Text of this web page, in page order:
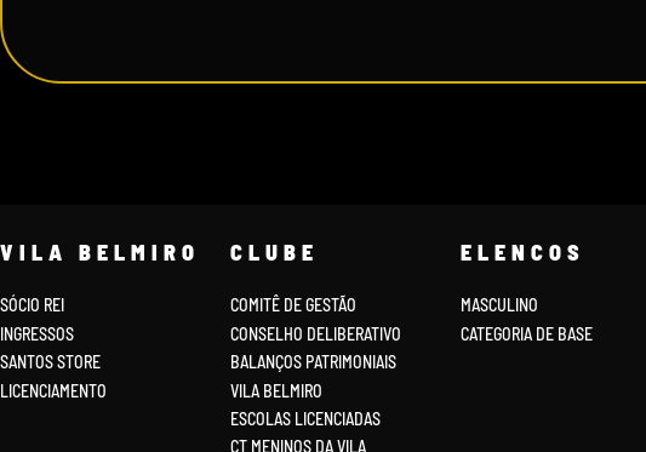
VILA BELMIRO
SÓCIO REI
INGRESSOS
SANTOS STORE
LICENCIAMENTO
CLUBE
COMITÊ DE GESTÃO
CONSELHO DELIBERATIVO
BALANÇOS PATRIMONIAIS
VILA BELMIRO
ESCOLAS LICENCIADAS
CT MENINOS DA VILA
ELENCOS
MASCULINO
CATEGORIA DE BASE